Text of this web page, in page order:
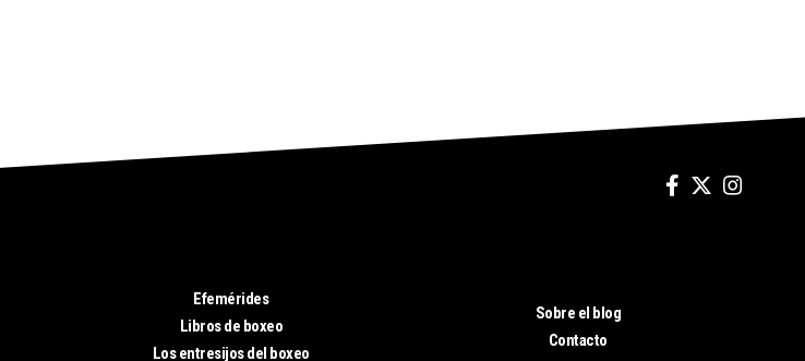
Efemérides
Libros de boxeo
Los entresijos del boxeo
Sobre el blog
Contacto